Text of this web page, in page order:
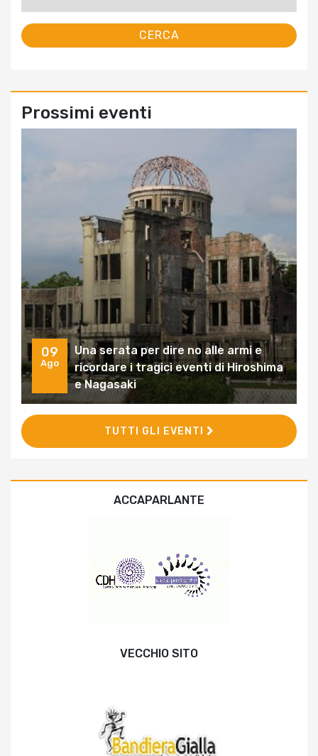
Prossimi eventi
09
Ago
Una serata per dire no alle armi e
ricordare i tragici eventi di Hiroshima
e Nagasaki
TUTTI GLI EVENTI
ACCAPARLANTE
VECCHIO SITO